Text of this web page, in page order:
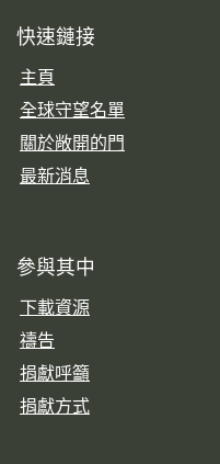
快速鏈接
主頁
全球守望名單
關於敞開的門
最新消息
參與其中
下載資源
禱告
捐獻呼籲
捐獻方式